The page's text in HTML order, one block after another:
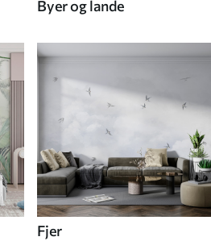
Byer og lande
Fjer